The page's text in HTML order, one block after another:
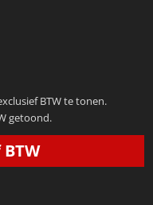
BTW te tonen.
getoond.